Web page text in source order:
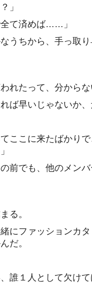
」
全て済めば……」
なうちから、手っ取
れたって、分から
ば早いじゃないか
てここに来たばかり
の前でも、他のメン
る。
にファッションカ
だ。
、誰１人として欠け